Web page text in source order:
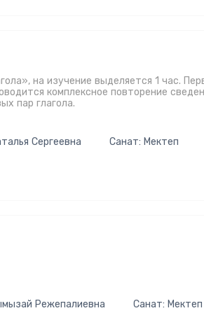
на изучение выделяется 1 час.
комплексное повторение
пар глагола.
Сергеевна Санат: Мектеп
Режепалиевна Санат: Мектеп